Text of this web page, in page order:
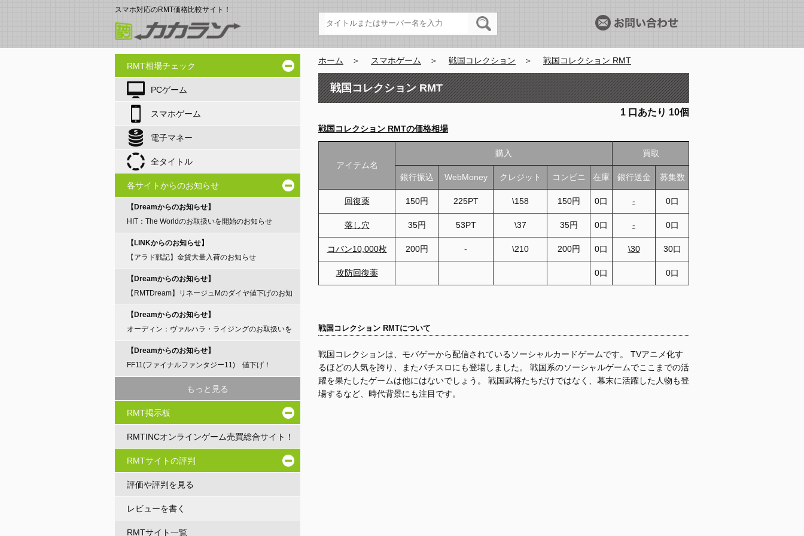
スマホ対応のRMT価格比較サイト！
RMT相場チェック
PCゲーム
スマホゲーム
電子マネー
全タイトル
各サイトからのお知らせ
【Dreamからのお知らせ】
HIT：The Worldのお取扱いを開始のお知らせ
【LINKからのお知らせ】
【アラド戦記】金貨大量入荷のお知らせ
【Dreamからのお知らせ】
【RMTDream】リネージュMのダイヤ値下げのお知
【Dreamからのお知らせ】
オーディン：ヴァルハラ・ライジングのお取扱いを
【Dreamからのお知らせ】
FF11(ファイナルファンタジー11) 値下げ！
もっと見る
RMT掲示板
RMTINCオンラインゲーム売買総合サイト！
RMTサイトの評判
評価や評判を見る
レビューを書く
RMTサイト一覧
ホーム ＞ スマホゲーム ＞ 戦国コレクション ＞ 戦国コレクション RMT
戦国コレクション RMT
1 口あたり 10個
戦国コレクション RMTの価格相場
アイテム名
購入 買取
銀行振込 WebMoney クレジット コンビニ 在庫 銀行送金 募集数
回復薬 150円 225PT \158 150円 0口 - 0口
落し穴 35円 53PT \37 35円 0口 - 0口
コバン10,000枚 200円 - \210 200円 0口 \30 30口
攻防回復薬 0口 0口
戦国コレクション RMTについて
戦国コレクションは、モバゲーから配信されているソーシャルカードゲームです。 TVアニメ化す
るほどの人気を誇り、またパチスロにも登場しました。 戦国系のソーシャルゲームでここまでの活
躍を果たしたゲームは他にはないでしょう。 戦国武将たちだけではなく、幕末に活躍した人物も登
場するなど、時代背景にも注目です。